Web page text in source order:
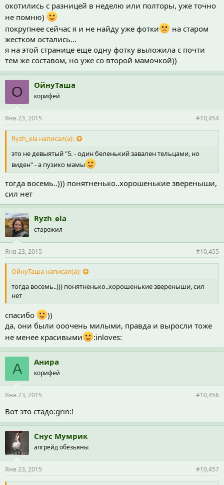
окотились с разницей в неделю или полторы, уже точно
не помню)
покрупнее сейчас я и не найду уже фотки
на старом
жестком остались...
я на этой странице еще одну фотку выложила с почти
тем же составом, но уже со второй мамочкой))
О ОйнуТаша
корифей
Янв 23, 2015 #10,454
Ryzh_ela написал(а):
это не девыятый "5. - один беленький завален тельцами, но
виден" - а пузико мамы
тогда восемь..))) понятненько..хорошенькие звереныши,
сил нет
Ryzh_ela
старожил
Янв 23, 2015 #10,455
ОйнуТаша написал(а):
тогда восемь..))) понятненько..хорошенькие звереныши, сил
нет
спасибо
))
да, они были ооочень милыми, правда и выросли тоже
не менее красивыми
:inloves:
А Анира
корифей
Янв 23, 2015 #10,456
Вот это стадо:grin:!
Снус Мумрик
апгрейд обезьяны
Янв 23, 2015 #10,457